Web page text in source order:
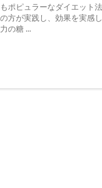
ポピュラーなダイエット
方が実践し、効果を実感
の糖 ...